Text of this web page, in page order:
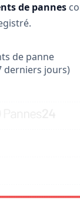
de pannes
de panne
derniers jours)